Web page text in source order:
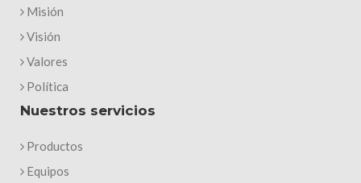
Misión
Visión
Valores
Política
Nuestros servicios
Productos
Equipos